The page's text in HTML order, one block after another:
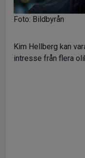
Foto: Bildbyrån
Kim Hellberg kan
intresse från flera